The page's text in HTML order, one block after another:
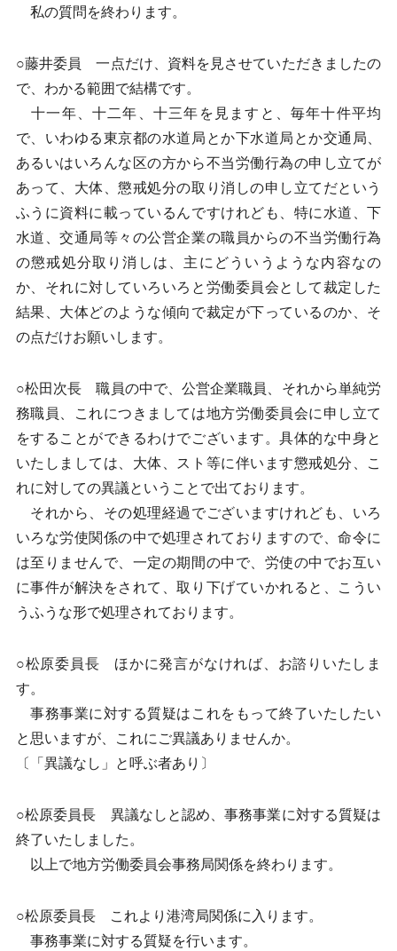
私の質問を終わります。
○藤井委員 一点だけ、資料を見させていただきましたの
で、わかる範囲で結構です。
十一年、十二年、十三年を見ますと、毎年十件平均
で、いわゆる東京都の水道局とか下水道局とか交通局、
あるいはいろんな区の方から不当労働行為の申し立てが
あって、大体、懲戒処分の取り消しの申し立てだという
ふうに資料に載っているんですけれども、特に水道、下
水道、交通局等々の公営企業の職員からの不当労働行為
の懲戒処分取り消しは、主にどういうような内容なの
か、それに対していろいろと労働委員会として裁定した
結果、大体どのような傾向で裁定が下っているのか、そ
の点だけお願いします。
○松田次長 職員の中で、公営企業職員、それから単純労
務職員、これにつきましては地方労働委員会に申し立て
をすることができるわけでございます。具体的な中身と
いたしましては、大体、スト等に伴います懲戒処分、こ
れに対しての異議ということで出ております。
それから、その処理経過でございますけれども、いろ
いろな労使関係の中で処理されておりますので、命令に
は至りませんで、一定の期間の中で、労使の中でお互い
に事件が解決をされて、取り下げていかれると、こうい
うふうな形で処理されております。
○松原委員長 ほかに発言がなければ、お諮りいたしま
す。
事務事業に対する質疑はこれをもって終了いたしたい
と思いますが、これにご異議ありませんか。
〔「異議なし」と呼ぶ者あり〕
○松原委員長 異議なしと認め、事務事業に対する質疑は
終了いたしました。
以上で地方労働委員会事務局関係を終わります。
○松原委員長 これより港湾局関係に入ります。
事務事業に対する質疑を行います。